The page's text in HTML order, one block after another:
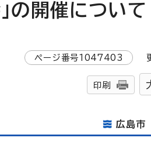
の開催について
ページ番号1047403 更
印刷
広島市